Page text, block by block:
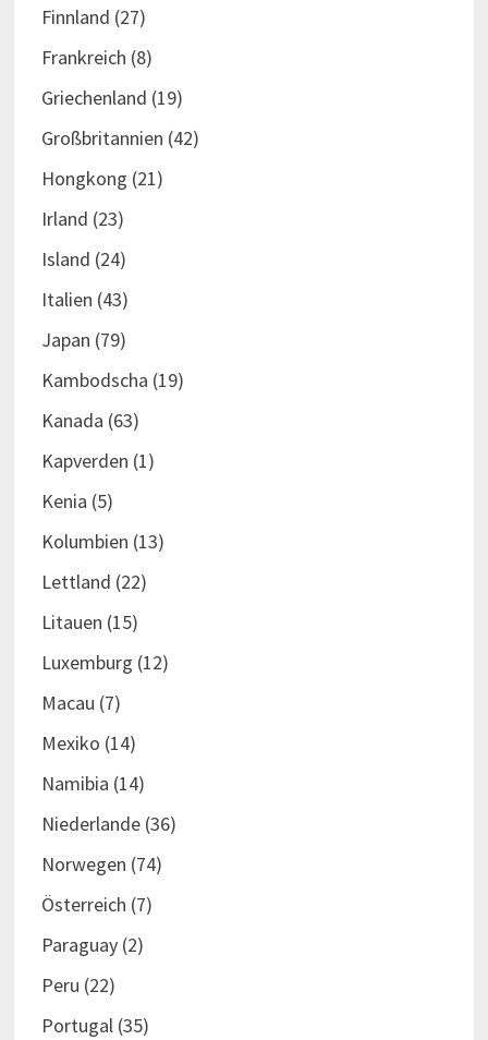
Finnland (27)
Frankreich (8)
Griechenland (19)
Großbritannien (42)
Hongkong (21)
Irland (23)
Island (24)
Italien (43)
Japan (79)
Kambodscha (19)
Kanada (63)
Kapverden (1)
Kenia (5)
Kolumbien (13)
Lettland (22)
Litauen (15)
Luxemburg (12)
Macau (7)
Mexiko (14)
Namibia (14)
Niederlande(36)
Norwegen (74)
Österreich (7)
Paraguay(2)
Peru (22)
Portugal(35)